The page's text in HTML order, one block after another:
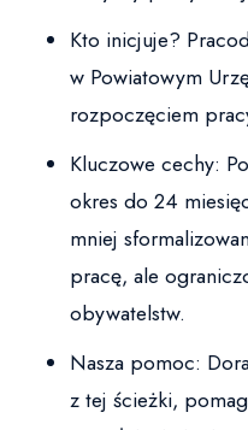
Kto inicjuje?
w Powiatowym
rozpoczęciem
Kluczowe cechy:
okres do 24
mniej
pracę, ale
obywatelstw.
Nasza pomoc:
z tej ścieżki,